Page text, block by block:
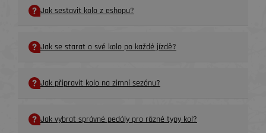
Jak sestavit kolo z eshopu?
Jak se starat o své kolo po každé jízdě?
Jak připravit kolo na zimní sezónu?
Jak vybrat správné pedály pro různé typy kol?